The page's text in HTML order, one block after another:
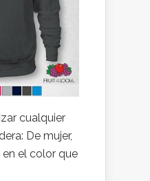
cualquier
De mujer,
el color que